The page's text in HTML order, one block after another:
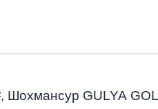
Шохмансур GULYA